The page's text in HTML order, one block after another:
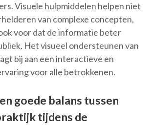
Visuele hulpmiddelen helpen niet
van complexe concepten,
voor dat de informatie beter
Het visueel ondersteunen van
bij aan een interactieve en
voor alle betrokkenen.
goede balans tussen
tijdens de